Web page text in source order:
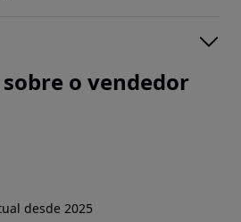
o vendedor
desde 2025